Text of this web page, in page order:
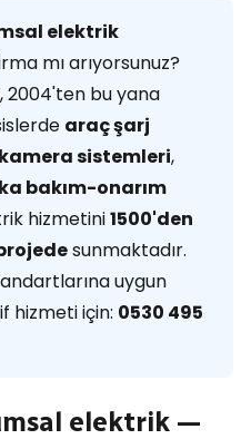
elektrik
mı arıyorsunuz?
, 2004'ten bu yana
araç şarj
kamera sistemleri,
bakım-onarım
hizmetini1500'den
sunmaktadır.
uygun
hizmeti için: 0530 495
elektrik —